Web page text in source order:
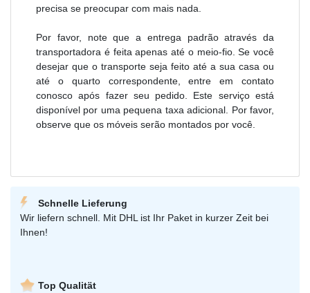
precisa se preocupar com mais nada.
Por favor, note que a entrega padrão através da
transportadora é feita apenas até o meio-fio. Se você
desejar que o transporte seja feito até a sua casa ou
até o quarto correspondente, entre em contato
conosco após fazer seu pedido. Este serviço está
disponível por uma pequena taxa adicional. Por favor,
observe que os móveis serão montados por você.
Schnelle Lieferung
Wir liefern schnell. Mit DHL ist Ihr Paket in kurzer Zeit bei
Ihnen!
Top Qualität